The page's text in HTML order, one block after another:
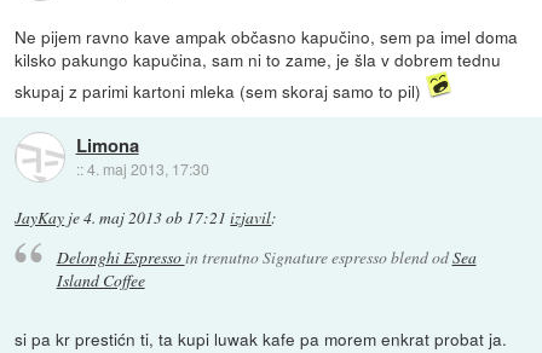
Ne pijem ravno kave ampak občasno kapučino, sem pa imel doma
kilsko pakungo kapučina, sam ni to zame, je šla v dobrem tednu
skupaj z parimi kartoni mleka (sem skoraj samo to pil)
Limona
::4. maj 2013, 17:30
JayKay je4. maj 2013 ob 17:21 izjavil:
Delonghi Espressoin trenutno Signature espresso blend odSea
Island Coffee
si pa kr prestićn ti, ta kupi luwak kafe pa morem enkrat probat ja.